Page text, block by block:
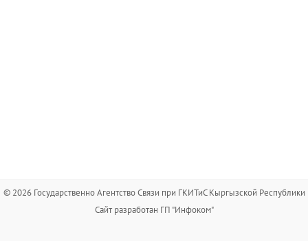
© 2026 Государственно Агентство Связи при ГКИТиС Кыргызской Республики
Сайт разработан ГП "Инфоком"